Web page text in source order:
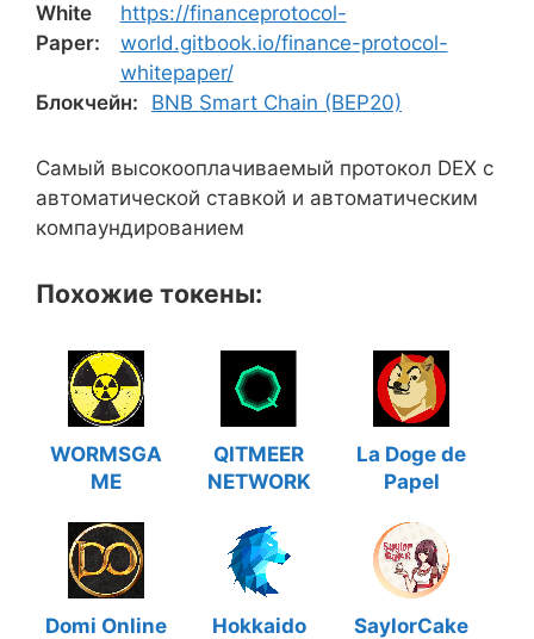
White
Paper:
https://financeprotocol-
world.gitbook.io/finance-protocol-
whitepaper/
Блокчейн:
BNB Smart Chain (BEP20)
Самый высокооплачиваемый протокол DEX с
автоматической ставкой и автоматическим
компаундированием
Похожие токены:
WORMSGA
ME
QITMEER
NETWORK
La Doge de
Papel
Domi Online
Hokkaido
SaylorCake